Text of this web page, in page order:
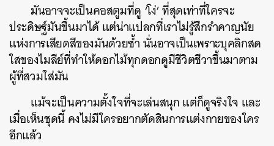
มันอาจจะเป็นคอสตูมที่ดู ‘โง่’ ที่สุดเท่าที่ใครจะ
ประดิษฐ์มันขึ้นมาได้ แต่น่าแปลกที่เราไม่รู้สึกรำคาญนัย
แห่งการเสียดสีของมันด้วยซ้ำ นั่นอาจเป็นเพราะบุคลิกสด
ใสของไมลีย์ที่ทำให้ดอกไม้ทุกดอกดูมีชีวิตชีวาขึ้นมาตาม
ผู้ที่สวมใส่มัน
แม้จะเป็นความตั้งใจที่จะเล่นสนุก แต่ก็ดูจริงใจ และ
เมื่อเห็นชุดนี้ คงไม่มีใครอยากตัดสินการแต่งกายของใคร
อีกแล้ว